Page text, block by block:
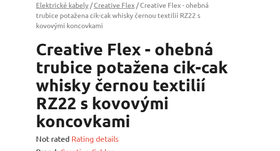
Elektrické kabely / Creative Flex / Creative Flex - ohebná
trubice potažena cik-cak whisky černou textilií RZ22 s
kovovými koncovkami
Creative Flex - ohebná
trubice potažena cik-cak
whisky černou textilií
RZ22 s kovovými
koncovkami
The
Not rated Rating details